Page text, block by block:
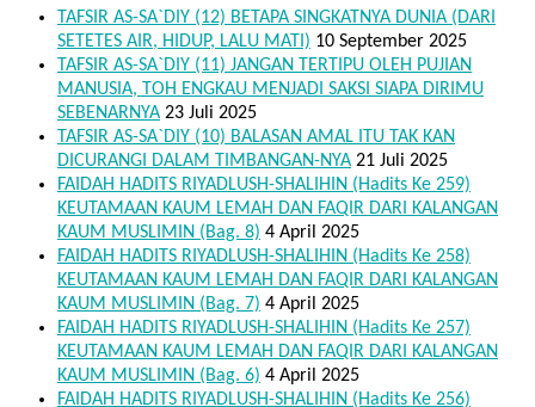
TAFSIR AS-SA`DIY (12) BETAPA SINGKATNYA DUNIA (DARI
SETETES AIR, HIDUP, LALU MATI) 10 September 2025
TAFSIR AS-SA`DIY (11) JANGAN TERTIPU OLEH PUJIAN
MANUSIA, TOH ENGKAU MENJADI SAKSI SIAPA DIRIMU
SEBENARNYA 23 Juli 2025
TAFSIR AS-SA`DIY (10) BALASAN AMAL ITU TAK KAN
DICURANGI DALAM TIMBANGAN-NYA 21 Juli 2025
FAIDAH HADITS RIYADLUSH-SHALIHIN (Hadits Ke 259)
KEUTAMAAN KAUM LEMAH DAN FAQIR DARI KALANGAN
KAUM MUSLIMIN (Bag. 8) 4 April 2025
FAIDAH HADITS RIYADLUSH-SHALIHIN (Hadits Ke 258)
KEUTAMAAN KAUM LEMAH DAN FAQIR DARI KALANGAN
KAUM MUSLIMIN (Bag. 7) 4 April 2025
FAIDAH HADITS RIYADLUSH-SHALIHIN (Hadits Ke 257)
KEUTAMAAN KAUM LEMAH DAN FAQIR DARI KALANGAN
KAUM MUSLIMIN (Bag. 6) 4 April 2025
FAIDAH HADITS RIYADLUSH-SHALIHIN (Hadits Ke 256)